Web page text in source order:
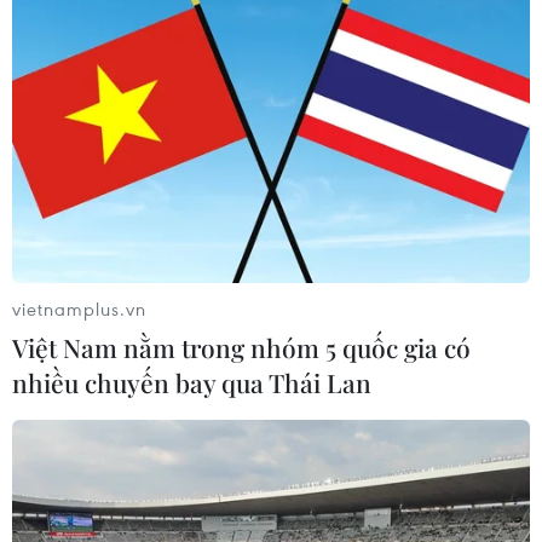
Máy bay chở khách nội địa đầu tiên
của Nga hoàn tất chuyến bay thử
nghiệm
04/08/2026 01:25
Xem thêm
Tổng Biên tập: TRẦN TIẾN DUẨN
vietnamplus.vn
Việt Nam nằm trong nhóm 5 quốc gia có
nhiều chuyến bay qua Thái Lan